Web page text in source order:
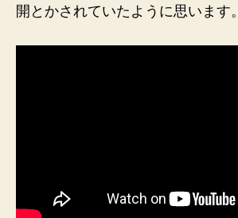
開とかされていたように思います。